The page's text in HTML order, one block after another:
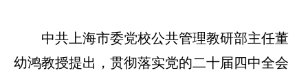
中共上海市委党校公共管理教研部主任董
幼鸿教授提出，贯彻落实党的二十届四中全会